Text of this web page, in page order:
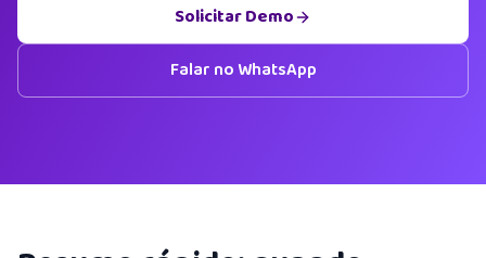
Solicitar Demo
Falar no WhatsApp